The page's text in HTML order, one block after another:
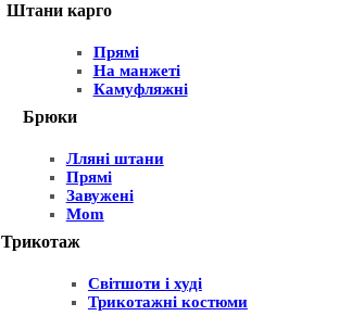
Штани карго
Прямі
На манжеті
Камуфляжні
Брюки
Лляні штани
Прямі
Завужені
Mom
Трикотаж
Світшоти і худі
Трикотажні костюми